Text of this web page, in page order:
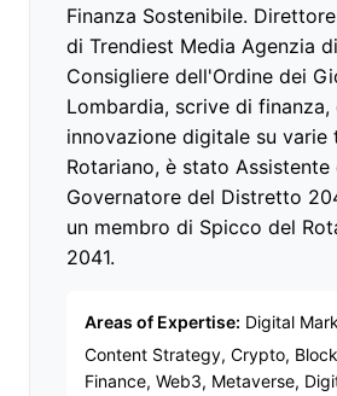
Finanza Sostenibile.
di Trendiest Media Agenzia
Consigliere dell'Ordine dei
Lombardia, scrive di finanza,
innovazione digitale su varie
Rotariano, è stato Assistente
Governatore del Distretto
un membro di Spicco del
2041.
Areas of Expertise: Digital
Content Strategy, Crypto,
Finance, Web3, Metaverse,